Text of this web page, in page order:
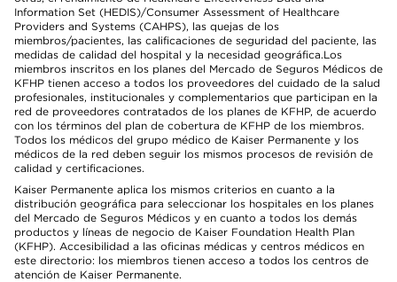
Information Set (HEDIS)/Consumer Assessment of Healthcare
Providers and Systems (CAHPS), las quejas de los
miembros/pacientes, las calificaciones de seguridad del paciente, las
medidas de calidad del hospital y la necesidad geográfica.Los
miembros inscritos en los planes del Mercado de Seguros Médicos de
KFHP tienen acceso a todos los proveedores del cuidado de la salud
profesionales, institucionales y complementarios que participan en la
red de proveedores contratados de los planes de KFHP, de acuerdo
con los términos del plan de cobertura de KFHP de los miembros.
Todos los médicos del grupo médico de Kaiser Permanente y los
médicos de la red deben seguir los mismos procesos de revisión de
calidad y certificaciones.
Kaiser Permanente aplica los mismos criterios en cuanto a la
distribución geográfica para seleccionar los hospitales en los planes
del Mercado de Seguros Médicos y en cuanto a todos los demás
productos y líneas de negocio de Kaiser Foundation Health Plan
(KFHP). Accesibilidad a las oficinas médicas y centros médicos en
este directorio: los miembros tienen acceso a todos los centros de
atención de Kaiser Permanente.